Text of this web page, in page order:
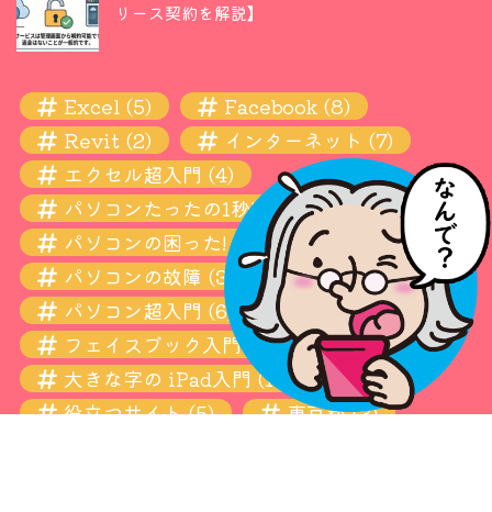
リース契約を解説】
Excel (5) Facebook (8)
Revit (2) インターネット (7)
エクセル超入門 (4)
パソコンたったの1秒! 瞬間ワザ
(11)
パソコンの困った! お悩み解決超入門(13)
パソコンの故障 (3)
パソコン超入門 (6)
フェイスブック入門 (4)
大きな字の iPad入門 (10)
役立つサイト(5) 東京都(3)